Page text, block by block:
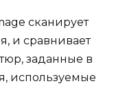
сканирует
и сравнивает
заданные в
используемые